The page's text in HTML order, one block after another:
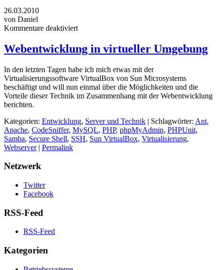
26.03.2010
von Daniel
Kommentare deaktiviert
Webentwicklung in virtueller Umgebung
In den letzten Tagen habe ich mich etwas mit der
Virtualisierungssoftware VirtualBox von Sun Microsystems
beschäftigt und will nun einmal über die Möglichkeiten und die
Vorteile dieser Technik im Zusammenhang mit der Webentwicklung
berichten.
Kategorien: Entwicklung, Server und Technik | Schlagwörter: Ant,
Apache, CodeSniffer, MySQL, PHP, phpMyAdmin, PHPUnit,
Samba, Secure Shell, SSH, Sun VirtualBox, Virtualisierung,
Webserver| Permalink
Netzwerk
Twitter
Facebook
RSS-Feed
RSS-Feed
Kategorien